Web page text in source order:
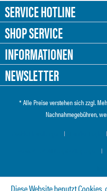
SERVICE HOTLINE
SHOP SERVICE
INFORMATIONEN
NEWSLETTER
* Alle Preise verstehen sich zzgl.
Nachnahmegebühren,
Diese Website benutzt